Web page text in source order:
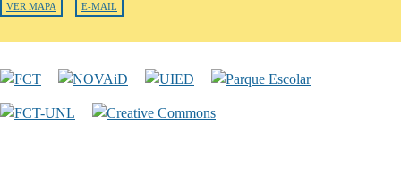
VER MAPA E-MAIL